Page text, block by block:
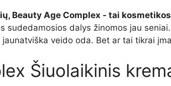
Beauty Age Complex - tai
sudedamosios dalys žinomos jau
veido oda. Bet ar tai tikrai
Šiuolaikinis